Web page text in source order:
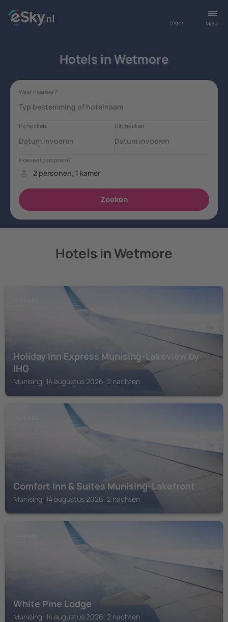
Menu
Log in
Hotels in Wetmore
Hotels in Wetmore
Holiday Inn Express Munising-Lakeview by
IHG
Munising, 14 augustus 2026, 2 nachten
Comfort Inn & Suites Munising-Lakefront
Munising, 14 augustus 2026, 2 nachten
White Pine Lodge
Munising, 14 augustus 2026, 2 nachten